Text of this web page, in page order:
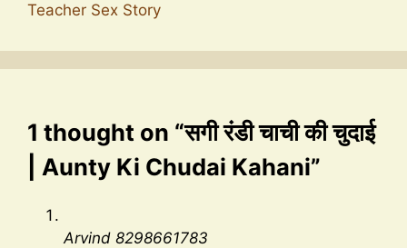
Teacher Sex Story
1 thought on “सगी रंडी चाची की चुदाई
| Aunty Ki Chudai Kahani”
Arvind 8298661783